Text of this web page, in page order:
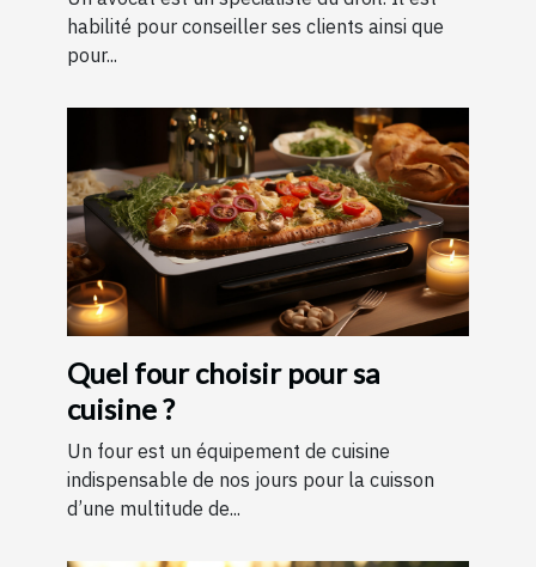
habilité pour conseiller ses clients ainsi que
pour...
Quel four choisir pour sa
cuisine ?
Un four est un équipement de cuisine
indispensable de nos jours pour la cuisson
d’une multitude de...